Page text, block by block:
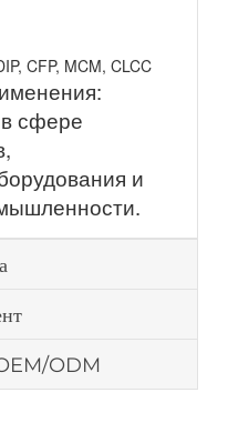
CFP, MCM, CLCC
сфере
и
ODM